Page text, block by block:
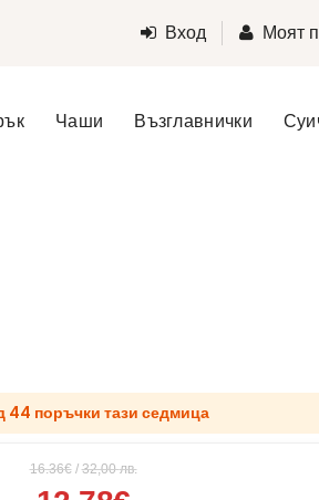
Вход Моят
Чаши Възглавнички
44 поръчки тази седмица
16.36€ / 32,00лв.